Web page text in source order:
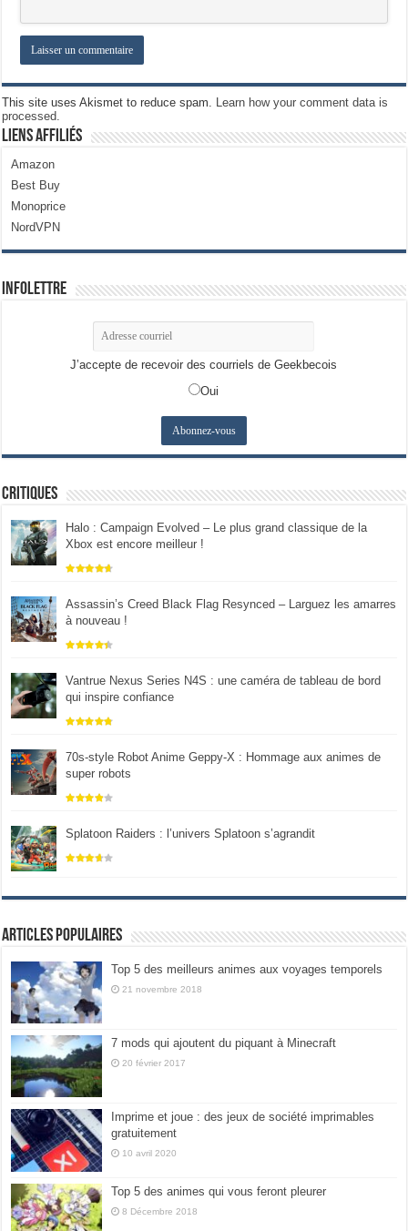
This site uses Akismet to reduce spam. Learn how your comment data is
processed.
Liens Affiliés
Amazon
Best Buy
Monoprice
NordVPN
Infolettre
J’accepte de recevoir des courriels de Geekbecois
Oui
Critiques
Halo : Campaign Evolved – Le plus grand classique de la
Xbox est encore meilleur !
Assassin’s Creed Black Flag Resynced – Larguez les amarres
à nouveau !
Vantrue Nexus Series N4S : une caméra de tableau de bord
qui inspire confiance
70s-style Robot Anime Geppy-X : Hommage aux animes de
super robots
Splatoon Raiders : l’univers Splatoon s’agrandit
Articles populaires
Top 5 des meilleurs animes aux voyages temporels
21 novembre 2018
7 mods qui ajoutent du piquant à Minecraft
20 février 2017
Imprime et joue : des jeux de société imprimables
gratuitement
10 avril 2020
Top 5 des animes qui vous feront pleurer
8 Décembre 2018